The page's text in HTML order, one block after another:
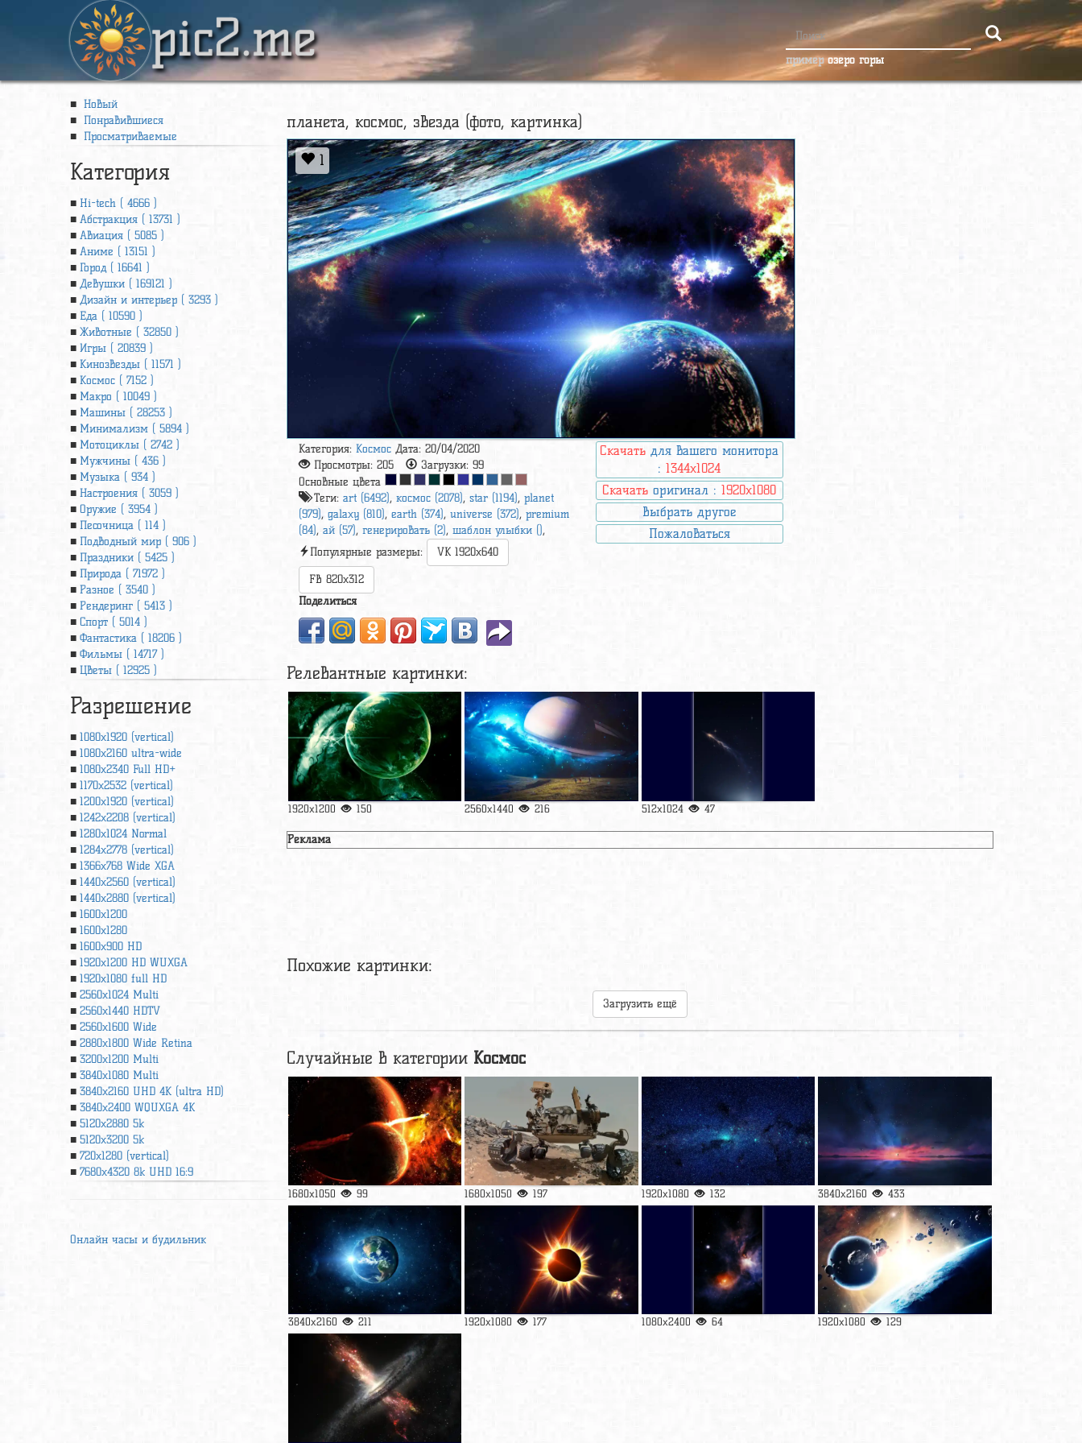
pic2.me примерозеро горы
Новый
Понравившиеся
Просматриваемые
Категория
Hi-tech ( 4666 )
Абстракция ( 13731 )
Авиация ( 5085 )
Аниме ( 13151 )
Город ( 16641 )
Девушки ( 169121 )
Дизайн и интерьер ( 3293 )
Еда ( 10590 )
Животные ( 32850 )
Игры ( 20839 )
Кинозвезды ( 11571 )
Космос ( 7152 )
Макро ( 10049 )
Машины ( 28253 )
Минимализм ( 5894 )
Мотоциклы ( 2742 )
Мужчины ( 436 )
Музыка ( 934 )
Настроения ( 3059 )
Оружие ( 3954 )
Песочница ( 114 )
Подводный мир ( 906 )
Праздники ( 5425 )
Природа ( 71972 )
Разное ( 3540 )
Рендеринг ( 5413 )
Спорт ( 5014 )
Фантастика ( 18206 )
Фильмы ( 14717 )
Цветы ( 12925 )
Разрешение
1080x1920 (vertical)
1080x2160 ultra-wide
1080x2340 Full HD+
1170x2532 (vertical)
1200x1920 (vertical)
1242x2208 (vertical)
1280x1024 Normal
1284x2778 (vertical)
1366х768 Wide XGA
1440x2560 (vertical)
1440x2880 (vertical)
1600x1200
1600x1280
1600x900 HD
1920x1200 HD WUXGA
1920х1080 full HD
2560x1024 Multi
2560x1440 HDTV
2560x1600 Wide
2880x1800 Wide Retina
3200x1200 Multi
3840x1080 Multi
3840x2160 UHD 4К (ultra HD)
3840x2400 WQUXGA 4K
5120x2880 5k
5120x3200 5k
720x1280 (vertical)
7680x4320 8k UHD 16:9
Онлайн часы и будильник
планета, космос, звезда (фото, картинка)
1
Категория:Космос Дата: 20/04/2020
Просмотры:205 Загрузки:99
Основные цвета
Теги:art (6492),космос (2078),star (1194),planet
(979),galaxy (810),earth (374),universe (372),premium
(84),ай (57),генерировать (2),шаблон улыбки (),
Популярные размеры:
VK 1920x640
FB 820x312
Скачать для вашего монитора
:1344x1024
Скачать оригинал :1920x1080
Выбрать другое
Пожаловаться
Поделиться
Релевантные картинки:
1920x1200 150 2560x1440 216 512x1024 47
Реклама
Похожие картинки:
Загрузить ещё
Случайные в категории Космос
1680x1050 99 1680x1050 197 1920x1080 132 3840x2160 433
3840x2160 211 1920x1080 177 1080x2400 64 1920x1080 129